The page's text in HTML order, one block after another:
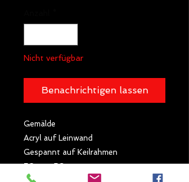
Nicht verfügbar
Benachrichtigen lassen
Gemälde
Acryl auf Leinwand
Gespannt auf Keilrahmen
70cm x 50cm